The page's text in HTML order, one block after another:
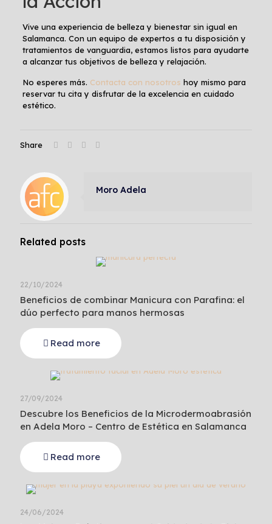
Vive una experiencia de belleza y bienestar sin igual en
Salamanca. Con un equipo de expertos a tu disposición y
tratamientos de vanguardia, estamos listos para ayudarte
a alcanzar tus objetivos de belleza y relajación.
No esperes más. Contacta con nosotros hoy mismo para
reservar tu cita y disfrutar de la excelencia en cuidado
estético.
Share
Moro Adela
Related posts
22/10/2024
Beneficios de combinar Manicura con Parafina: el
dúo perfecto para manos hermosas
Read more
27/09/2024
Descubre los Beneficios de la Microdermoabrasión
en Adela Moro – Centro de Estética en Salamanca
Read more
24/06/2024